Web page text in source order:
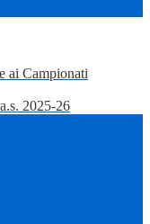
ai Campionati
2025-26